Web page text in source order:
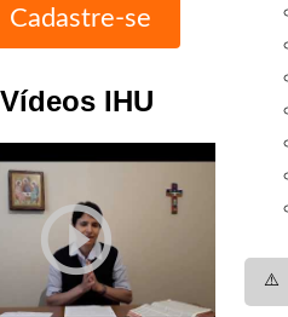
Vídeos IHU
play_circle_outline ⚠️